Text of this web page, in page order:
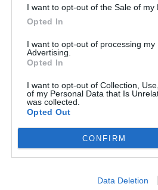
I want to opt-out of the Sale of my
Opted In
I want to opt-out of processing
Advertising.
Opted In
I want to opt-out of Collection,
of my Personal Data that Is
was collected.
Opted Out
CONFIRM
Data Deletion
GUADIANA MERTOLA PROTEÇÃO